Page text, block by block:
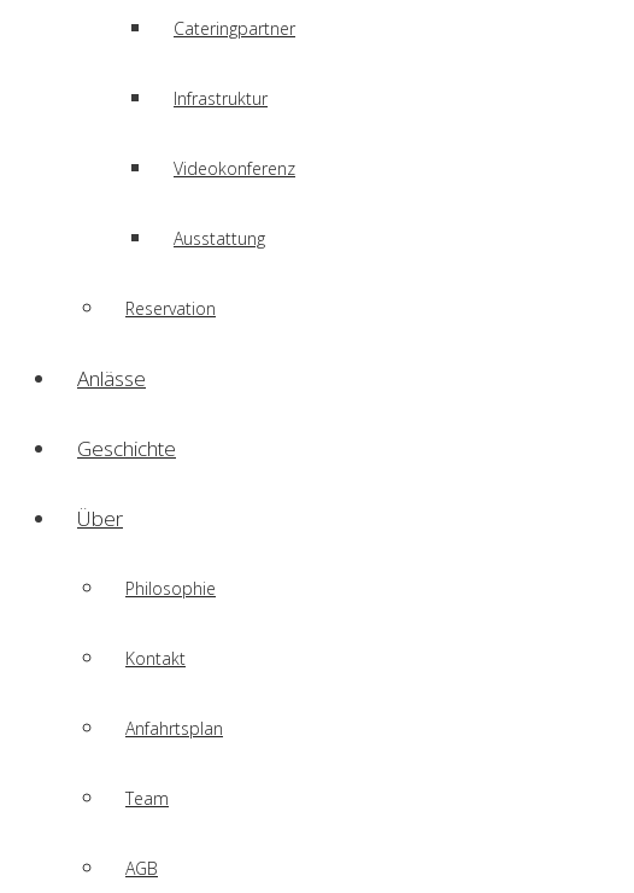
Cateringpartner
Infrastruktur
Videokonferenz
Ausstattung
Reservation
Anlässe
Geschichte
Über
Philosophie
Kontakt
Anfahrtsplan
Team
AGB